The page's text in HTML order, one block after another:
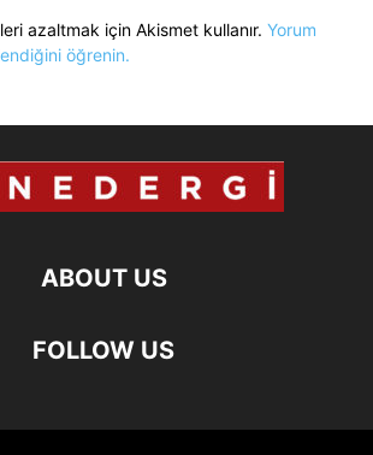
azaltmak için Akismet kullanır. Yorum
öğrenin.
ABOUT US
FOLLOW US